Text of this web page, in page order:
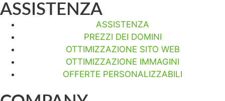
ASSISTENZA
ASSISTENZA
PREZZI DEI DOMINI
OTTIMIZZAZIONE SITO WEB
OTTIMIZZAZIONE IMMAGINI
OFFERTE PERSONALIZZABILI